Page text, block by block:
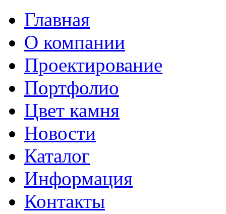
Главная
О компании
Проектирование
Портфолио
Цвет камня
Новости
Каталог
Информация
Контакты